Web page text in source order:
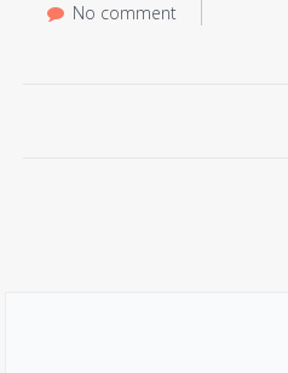
No comment